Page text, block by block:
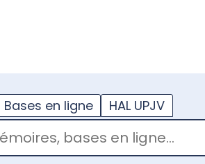
Bases en ligne HAL UPJV